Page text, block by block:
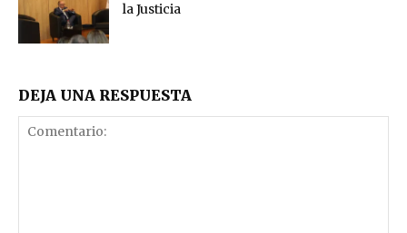
la Justicia
DEJA UNA RESPUESTA